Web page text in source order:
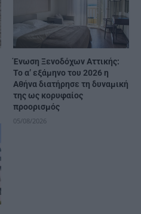
Ένωση Ξενοδόχων Αττικής:
Το α’ εξάμηνο του 2026 η
Αθήνα διατήρησε τη δυναμική
της ως κορυφαίος
προορισμός
05/08/2026